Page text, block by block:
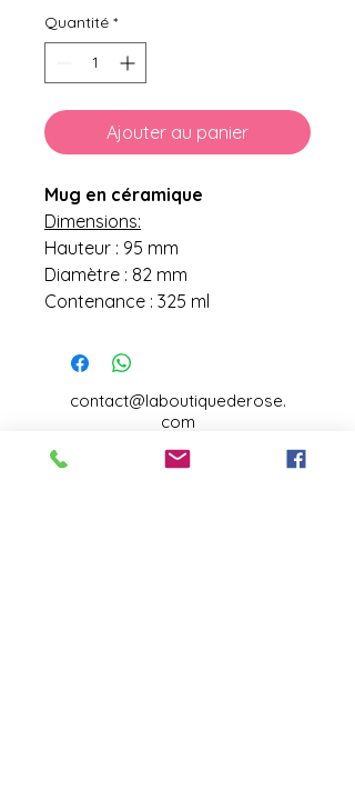
Quantité *
Ajouter au panier
Mug en céramique
Dimensions:
Hauteur : 95 mm
Diamètre : 82 mm
Contenance : 325 ml
contact@laboutiquederose.
com
--